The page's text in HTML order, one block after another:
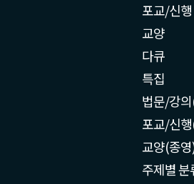
포교/신행
교양
다큐
특집
법문/강
포교/신
교양(종
주제별 분